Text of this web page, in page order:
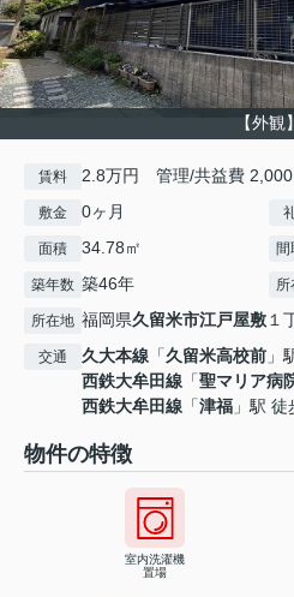
【外観】
賃料 2.8万円 管理/共益費 2,000
敷金 0ヶ月
面積 34.78㎡ 間
築年数 築46年 所
所在地 福岡県久留米市江戸屋敷１
交通 久大本線 「久留米高校前 」
西鉄大牟田線 「聖マリア病
西鉄大牟田線 「津福 」駅
物件の特徴
室内洗濯機
置場